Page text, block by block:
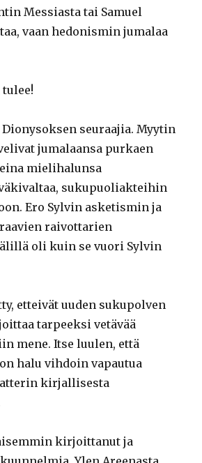
Messiasta tai Samuel
vaan hedonismin jumalaa
seuraajia. Myytin
jumalaansa purkaen
mielihalunsa
sukupuoliakteihin
Ero Sylvin asketismin ja
raivottarien
oli kuin se vuori Sylvin
etteivät uuden sukupolven
tarpeeksi vetävää
mene. Itse luulen, että
halu vihdoin vapautua
kirjallisesta
kirjoittanut ja